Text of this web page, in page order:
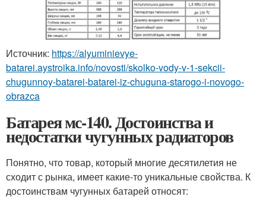
Источник: https://alyuminievye-
batarei.aystroika.info/novosti/skolko-vody-v-1-sekcii-
chugunnoy-batarei-batarei-iz-chuguna-starogo-i-novogo-
obrazca
Батарея мс-140. Достоинства и
недостатки чугунных радиаторов
Понятно, что товар, который многие десятилетия не
сходит с рынка, имеет какие-то уникальные свойства. К
достоинствам чугунных батарей относят: